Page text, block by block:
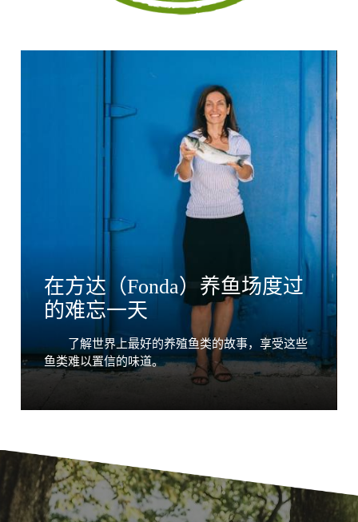
在方达（Fonda）养鱼场度过
的难忘一天
了解世界上最好的养殖鱼类的故事，享受这些
鱼类难以置信的味道。